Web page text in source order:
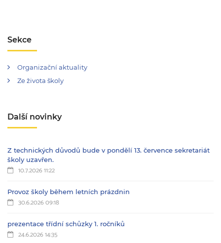
Sekce
Organizační aktuality
Ze života školy
Další novinky
Z technických důvodů bude v pondělí 13. července sekretariát
školy uzavřen.
10.7.2026 11:22
Provoz školy během letních prázdnin
30.6.2026 09:18
prezentace třídní schůzky 1. ročníků
24.6.2026 14:35